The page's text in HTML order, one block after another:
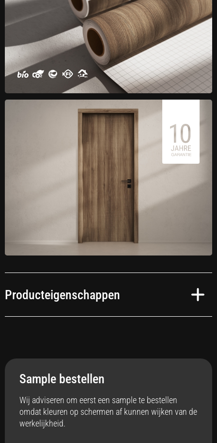
Producteigenschappen
Anti-bacterieel
Badkamer
Sample bestellen
Wij adviseren om eerst een sample te bestellen
omdat kleuren op schermen af kunnen wijken van de
werkelijkheid.